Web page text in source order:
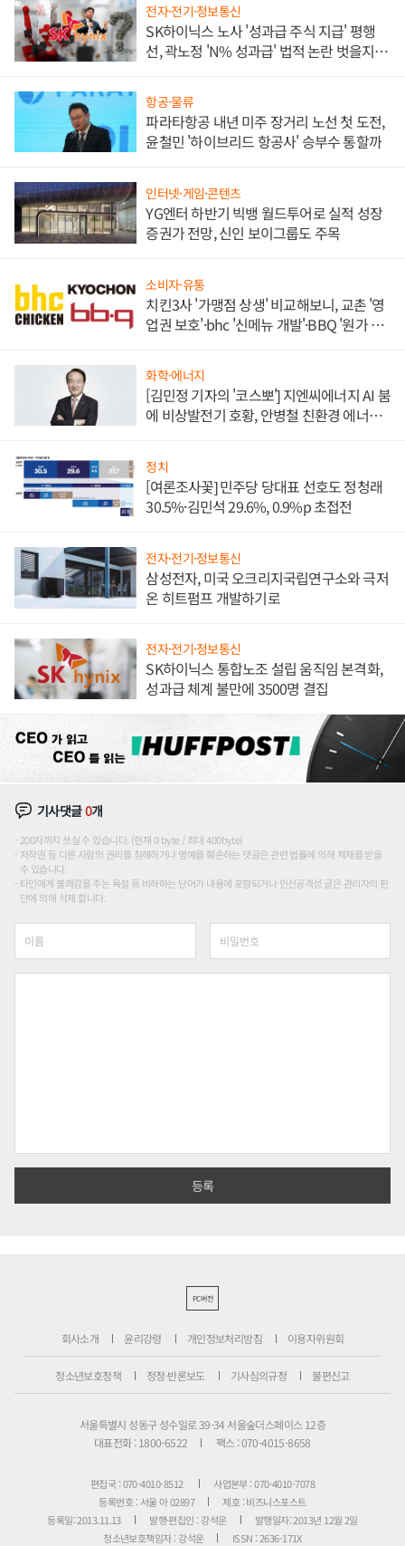
전자·전기·정보통신
SK하이닉스 노사 '성과급 주식 지급' 평행
선, 곽노정 'N% 성과급' 법적 논란 벗을지 주
항공·물류
파라타항공 내년 미주 장거리 노선 첫 도전,
윤철민 '하이브리드 항공사' 승부수 통할까
인터넷·게임·콘텐츠
YG엔터 하반기 빅뱅 월드투어로 실적 성장
증권가 전망, 신인 보이그룹도 주목
소비자·유통
치킨3사 '가맹점 상생' 비교해보니, 교촌 '영
업권 보호'·bhc '신메뉴 개발'·BBQ '원가 부
화학·에너지
[김민정 기자의 '코스뽀'] 지엔씨에너지 AI 붐
에 비상발전기 호황, 안병철 친환경 에너지
정치
[여론조사꽃] 민주당 당대표 선호도 정청래
30.5%·김민석 29.6%, 0.9%p 초접전
전자·전기·정보통신
삼성전자, 미국 오크리지국립연구소와 극저
온 히트펌프 개발하기로
전자·전기·정보통신
SK하이닉스 통합노조 설립 움직임 본격화,
성과급 체계 불만에 3500명 결집
기사댓글0개
200자까지 쓰실 수 있습니다. (현재 0 byte / 최대 400byte)
저작권 등 다른 사람의 권리를 침해하거나 명예를 훼손하는 댓글은 관련 법률에 의해 제재를 받을
수 있습니다.
타인에게 불쾌감을 주는 욕설 등 비하하는 단어가 내용에 포함되거나 인신공격성 글은 관리자의 판
단에 의해 삭제 합니다.
PC버전
회사소개 윤리강령 개인정보처리방침 이용자위원회
청소년보호정책 정정·반론보도 기사심의규정 불편신고
서울특별시 성동구 성수일로 39-34 서울숲더스페이스 12층
대표전화 : 1800-6522
팩스 : 070-4015-8658
편집국 : 070-4010-8512
사업본부 : 070-4010-7078
등록번호 : 서울 아 02897
제호 : 비즈니스포스트
등록일: 2013.11.13
발행·편집인 : 강석운
발행일자: 2013년 12월 2일
청소년보호책임자 : 강석운
ISSN : 2636-171X